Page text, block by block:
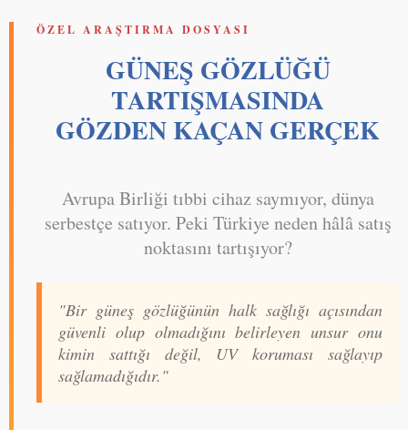
ÖZEL ARAŞTIRMA DOSYASI
GÜNEŞ GÖZLÜĞÜ
TARTIŞMASINDA
GÖZDEN KAÇAN GERÇEK
Avrupa Birliği tıbbi cihaz saymıyor, dünya
serbestçe satıyor. Peki Türkiye neden hâlâ satış
noktasını tartışıyor?
"Bir güneş gözlüğünün halk sağlığı açısından
güvenli olup olmadığını belirleyen unsur onu
kimin sattığı değil, UV koruması sağlayıp
sağlamadığıdır."